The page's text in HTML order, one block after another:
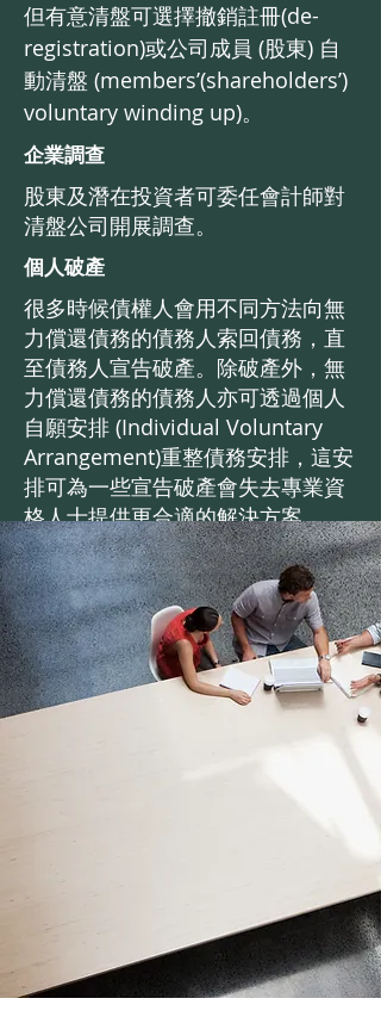
但有意清盤可選擇撤銷註冊(de-
registration)或公司成員 (股東) 自
動清盤 (members’(shareholders’)
voluntary winding up)。
企業調查
股東及潛在投資者可委任會計師對
清盤公司開展調查。
個人破產
很多時候債權人會用不同方法向無
力償還債務的債務人索回債務，直
至債務人宣告破產。除破產外，無
力償還債務的債務人亦可透過個人
自願安排 (Individual Voluntary
Arrangement)重整債務安排，這安
排可為一些宣告破產會失去專業資
格人士提供更合適的解決方案。